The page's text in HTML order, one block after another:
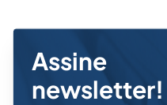
newsletter!